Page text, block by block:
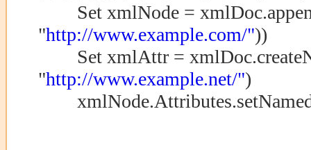
Set xmlNode =
"http://www.example.com/"))
Set xmlAttr =
"http://www.example.net/")